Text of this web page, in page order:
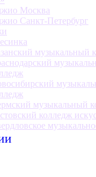
Москва
Санкт-Петербург
музыкальный
музыкальный
колледж